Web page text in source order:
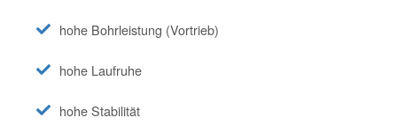
hohe Bohrleistung (Vortrieb)
hohe Laufruhe
hohe Stabilität